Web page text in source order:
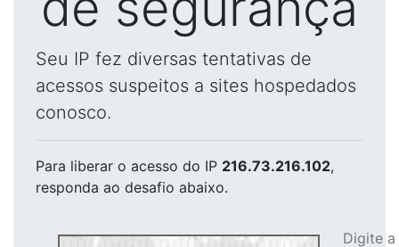
Seu IP fez diversas tentativas de
acessos suspeitos a sites hospedados
conosco.
Para liberar o acesso do IP 216.73.216.102,
responda ao desafio abaixo.
Digite